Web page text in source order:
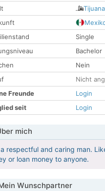
Tijuana
Single
Bachelor
Nein
Nicht
Freunde
Login
seit
Login
mich
respectful and caring man.
or loan money to anyone.
Wunschpartner